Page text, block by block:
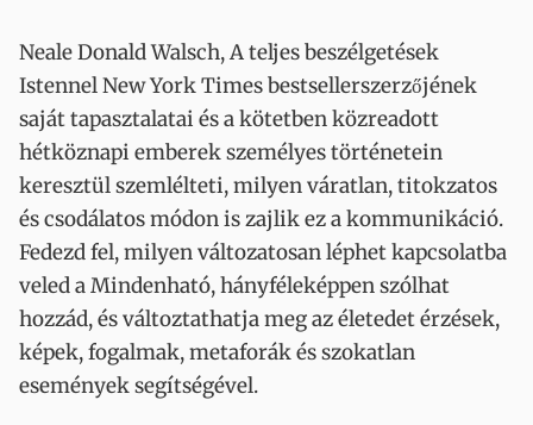
Neale Donald Walsch, A teljes beszélgetések
Istennel New York Times bestsellerszerzőjének
saját tapasztalatai és a kötetben közreadott
hétköznapi emberek személyes történetein
keresztül szemlélteti, milyen váratlan, titokzatos
és csodálatos módon is zajlik ez a kommunikáció.
Fedezd fel, milyen változatosan léphet kapcsolatba
veled a Mindenható, hányféleképpen szólhat
hozzád, és változtathatja meg az életedet érzések,
képek, fogalmak, metaforák és szokatlan
események segítségével.